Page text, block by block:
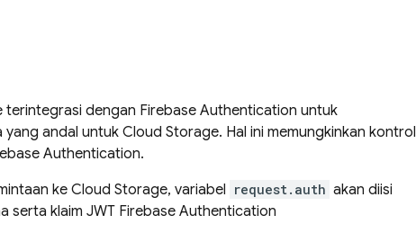
terintegrasi dengan Firebase Authentication untuk
yang andal untuk Cloud Storage. Hal ini memungkinkan kontrol
Authentication.
ke Cloud Storage, variabel request.auth akan diisi
serta klaim JWT Firebase Authentication